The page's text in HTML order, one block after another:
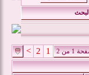
البحث
1 من 2 1
2
>